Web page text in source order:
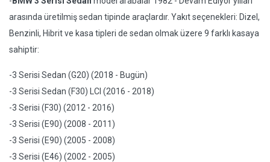
arasında üretilmiş sedan tipinde araçlardır. Yakıt seçenekleri: Dizel,
Benzinli, Hibrit ve kasa tipleri de sedan olmak üzere 9 farklı kasaya
sahiptir:
-3 Serisi Sedan (G20) (2018 - Bugün)
-3 Serisi Sedan (F30) LCI (2016 - 2018)
-3 Serisi (F30) (2012 - 2016)
-3 Serisi (E90) (2008 - 2011)
-3 Serisi (E90) (2005 - 2008)
-3 Serisi (E46) (2002 - 2005)